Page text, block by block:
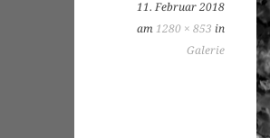
11. Februar 2018
am 1280 × 853 in
Galerie